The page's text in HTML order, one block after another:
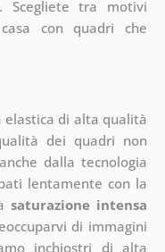
Scegliete tra motivi
con quadri che
elastica di alta qualità
dei quadri non
dalla tecnologia
lentamente con la
saturazione intensa
di immagini
inchiostri di alta